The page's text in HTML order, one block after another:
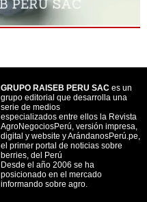
GRUPO RAISEB PERU SAC es un
grupo editorial que desarrolla una
serie de medios
especializados entre ellos la Revista
AgroNegociosPerú, versión impresa,
digital y website y ArándanosPerú.pe,
el primer portal de noticias sobre
berries, del Perú
Desde el año 2006 se ha
posicionado en el mercado
informando sobre agro.